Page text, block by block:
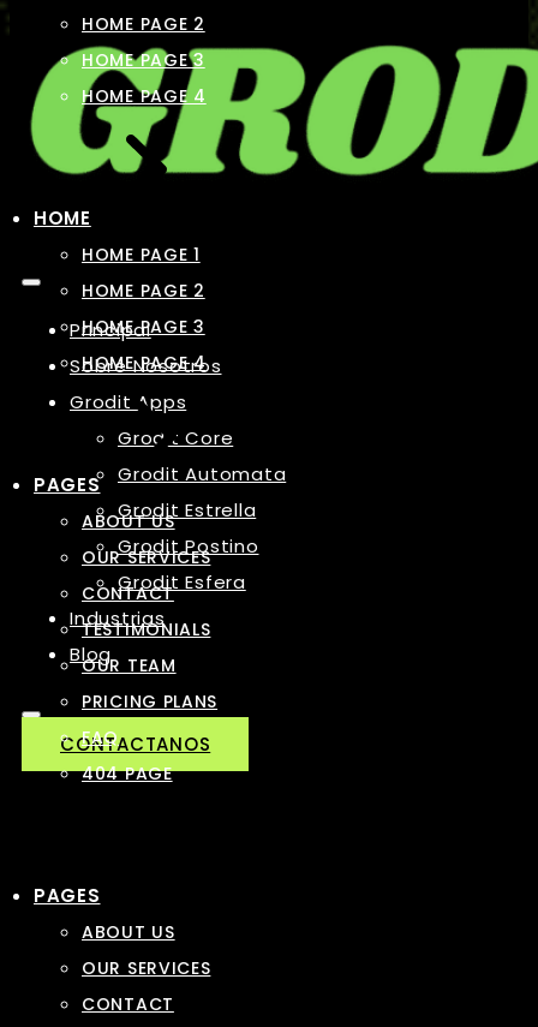
Principal
Sobre Nosotros
Grodit Apps
Grodit Core
Grodit Automata
Grodit Estrella
Grodit Postino
Grodit Esfera
Industrias
Blog
CONTACTANOS
HOME PAGE 2
HOME PAGE 3
HOME PAGE 4
HOME
HOME PAGE 1
HOME PAGE 2
HOME PAGE 3
HOME PAGE 4
PAGES
ABOUT US
OUR SERVICES
CONTACT
TESTIMONIALS
OUR TEAM
PRICING PLANS
FAQ
404 PAGE
PAGES
ABOUT US
OUR SERVICES
CONTACT